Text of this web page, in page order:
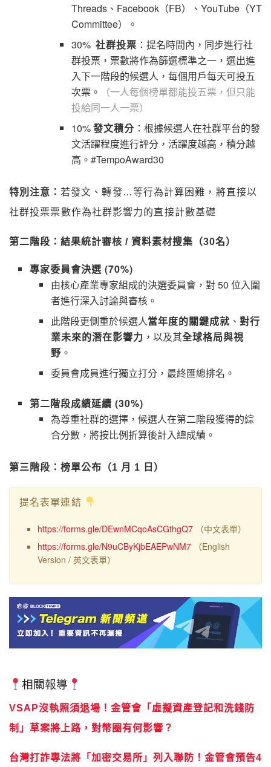
Threads、Facebook（FB）、YouTube（YT
Committee）。
30% 社群投票 ：提名時間內，同步進行社
群投票，票數將作為篩選標準之一，選出進
入下一階段的候選人，每個用戶每天可投五
次票。
（一人每個榜單都能投五票，但只能
投給同一人一票）
10%發文積分：根據候選人在社群平台的發
文活躍程度進行評分，活躍度越高，積分越
高。#TempoAward30
特別注意： 若發文、轉發…等行為計算困難，將直接以
社群投票票數作為社群影響力的直接計數基礎
第二階段：結果統計審核 / 資料素材搜集（30名）
專家委員會決選 (70%)
由核心產業專家組成的決選委員會，對 50 位入圍
者進行深入討論與審核。
此階段更側重於候選人當年度的關鍵成就、 對行
業未來的潛在影響力 ，以及其全球格局與視
野 。
委員會成員進行獨立打分，最終匯總排名。
第二階段成績延續 (30%)
為尊重社群的選擇，候選人在第二階段獲得的綜
合分數，將按比例折算後計入總成績。
第三階段：榜單公布（1 月 1 日）
提名表單連結
https://forms.gle/DEwnMCqoAsCGthgQ7 （中文表單）
https://forms.gle/N9uCByKjbEAEPwNM7
（English
Version / 英文表單）
相關報導
VSAP沒執照須退場！金管會「虛擬資產登記和洗錢防
制」草案將上路，對幣圈有何影響？
台灣打詐專法將「加密交易所」列入聯防！金管會預告4